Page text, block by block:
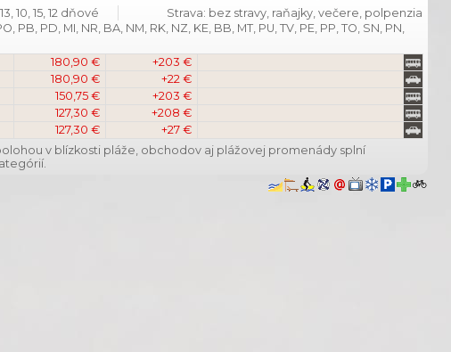
10, 15, 12 dňové
Strava: bez stravy, raňajky, večere, polpenzia
PB, PD, MI, NR, BA, NM, RK, NZ, KE, BB, MT, PU, TV, PE, PP, TO, SN, PN,
180,90 €
+203 €
180,90 €
+22 €
150,75 €
+203 €
127,30 €
+208 €
127,30 €
+27 €
v blízkosti pláže, obchodov aj plážovej promenády splní